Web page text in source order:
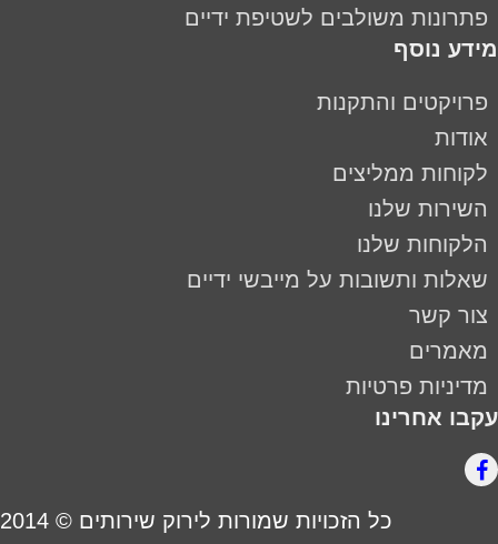
פתרונות משולבים לשטיפת ידיים
מידע נוסף
פרויקטים והתקנות
אודות
לקוחות ממליצים
השירות שלנו
הלקוחות שלנו
שאלות ותשובות על מייבשי ידיים
צור קשר
מאמרים
מדיניות פרטיות
עקבו אחרינו
כל הזכויות שמורות לירוק שירותים © 2014